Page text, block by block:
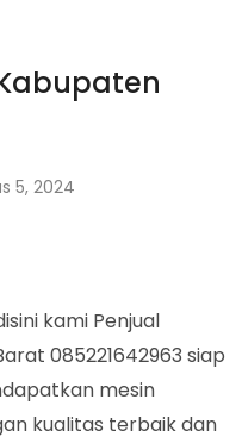
5, 2024
kami Penjual
085221642963 siap
mesin
kualitas terbaik dan